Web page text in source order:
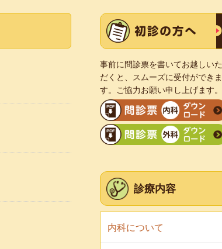
事前に問診票を書いてお越しいた
だくと、スムーズに受付ができま
す。ご協力お願い申し上げます。
診療内容
内科について